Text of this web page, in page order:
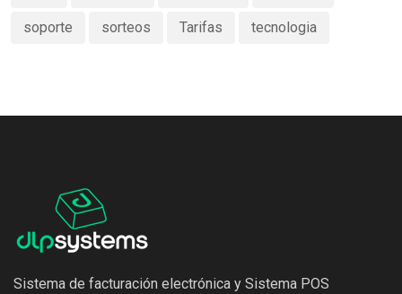
soporte sorteos Tarifas tecnologia
Sistema de facturación electrónica y Sistema POS